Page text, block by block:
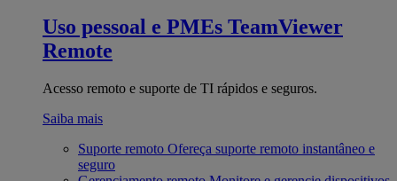
Uso pessoal e PMEs TeamViewer
Remote
Acesso remoto e suporte de TI rápidos e seguros.
Saiba mais
Suporte remoto Ofereça suporte remoto instantâneo e
seguro